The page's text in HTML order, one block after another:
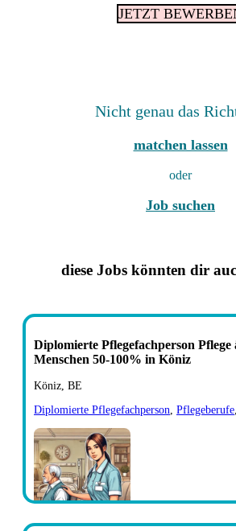
JETZT
Nicht genau das
matchen lassen
oder
Job suchen
diese Jobs könnten dir
Diplomierte Pflegefachperson Pflege
Menschen 50-100% in Köniz
Köniz, BE
Diplomierte Pflegefachperson Pflegeberufe